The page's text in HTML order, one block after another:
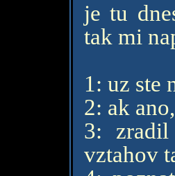
je tu
tak mi
1: uz ste
2: ak
3:
vztahov